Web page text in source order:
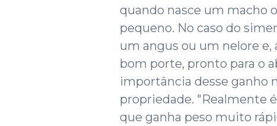
quando nasce um macho
pequeno. No caso do
um angus ou um nelore e,
bom porte, pronto para o
importância desse ganho
propriedade. "Realmente
que ganha peso muito